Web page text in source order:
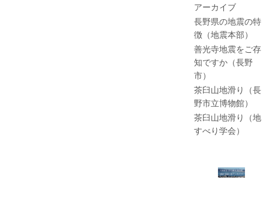
アーカイブ
長野県の地震の特
徴（地震本部）
善光寺地震をご存
知ですか（長野
市）
茶臼山地滑り（長
野市立博物館）
茶臼山地滑り（地
すべり学会）